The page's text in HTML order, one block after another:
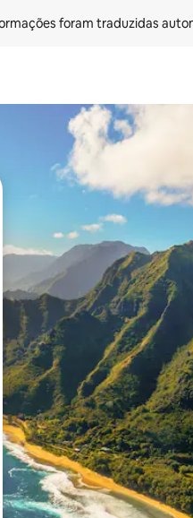
foram traduzidas
as seta para cima e para